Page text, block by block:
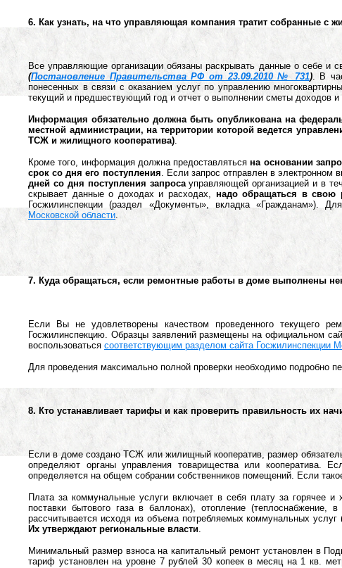
6. Как узнать, на что управляющая компания тратит собранные с
Все управляющие организации обязаны раскрывать данные о себе и
(Постановление Правительства РФ от 23.09.2010 № 731). В
понесенных в связи с оказанием услуг по управлению
текущий и предшествующий год и отчет о выполнении сметы доходов
Информация обязательно должна быть опубликована на
местной администрации, на территории которой ведется
ТСЖ и жилищного кооператива)
Кроме того, информация должна предоставлятьсяна основании
срок со дня его поступления . Если запрос отправлен в электронном
дней со дня поступления запросауправляющей организацией и в
скрывает данные о доходах и расходах, надо обращаться в свою
Госжилинспекции (раздел «Документы», вкладка «Гражданам»).
Московской области
7. Куда обращаться, если ремонтные работы в доме выполнены
Если Вы не удовлетворены качеством проведенного текущего
Госжилинспекцию. Образцы заявлений размещены на официальном
воспользоваться соответствующим разделом сайта Госжилинспекции
Для проведения максимально полной проверки необходимо подробно
8. Кто устанавливает тарифы и как проверить правильность их
Если в доме создано ТСЖ или жилищный кооператив, размер
определяют органы управления товарищества или кооператива.
определяется на общем собрании собственников помещений. Если
Плата за коммунальные услуги включает в себя плату за горячее и
поставки бытового газа в баллонах), отопление
рассчитывается исходя из объема потребляемых коммунальных услуг
Их утверждают региональные власти
Минимальный размер взноса на капитальный ремонт установлен в
тариф установлен на уровне 7 рублей 30 копеек в месяц на 1 кв.